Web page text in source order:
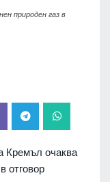
природен газ в
Кремъл очаква
отговор